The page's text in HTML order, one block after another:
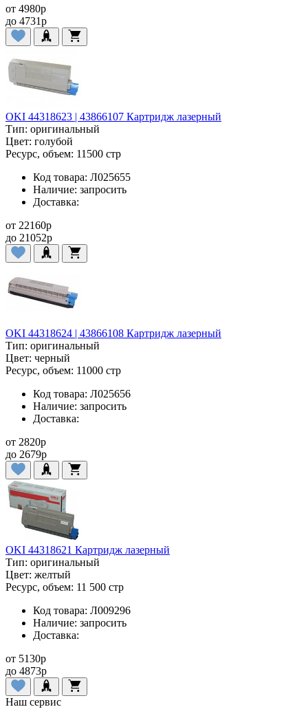
от 4980p
до 4731p
OKI 44318623 | 43866107 Картридж лазерный
Тип: оригинальный
Цвет: голубой
Ресурс, объем: 11500 стр
Код товара: Л025655
Наличие: запросить
Доставка:
от 22160p
до 21052p
OKI 44318624 | 43866108 Картридж лазерный
Тип: оригинальный
Цвет: черный
Ресурс, объем: 11000 стр
Код товара: Л025656
Наличие: запросить
Доставка:
от 2820p
до 2679p
OKI 44318621 Картридж лазерный
Тип: оригинальный
Цвет: желтый
Ресурс, объем: 11 500 стр
Код товара: Л009296
Наличие: запросить
Доставка:
от 5130p
до 4873p
Наш сервис